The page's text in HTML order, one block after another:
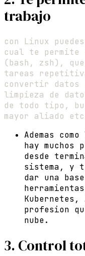
trabajo
con Linux
cual te permite
(bash, zsh),
tareas
convertir datos
limpieza de
de todo tipo,
mayor aliado
Ademas
hay muchos
desde
sistema, y
dar una
profesion
nube.
3. Control